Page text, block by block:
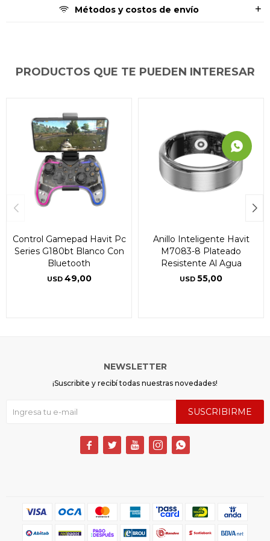
Métodos y costos de envío
PRODUCTOS QUE TE PUEDEN INTERESAR
Control Gamepad Havit Pc
Series G180bt Blanco Con
Bluetooth
USD 49,00
Anillo Inteligente Havit
M7083-8 Plateado
Resistente Al Agua
USD 55,00
NEWSLETTER
¡Suscribite y recibí todas nuestras novedades!
SUSCRIBIRME
    